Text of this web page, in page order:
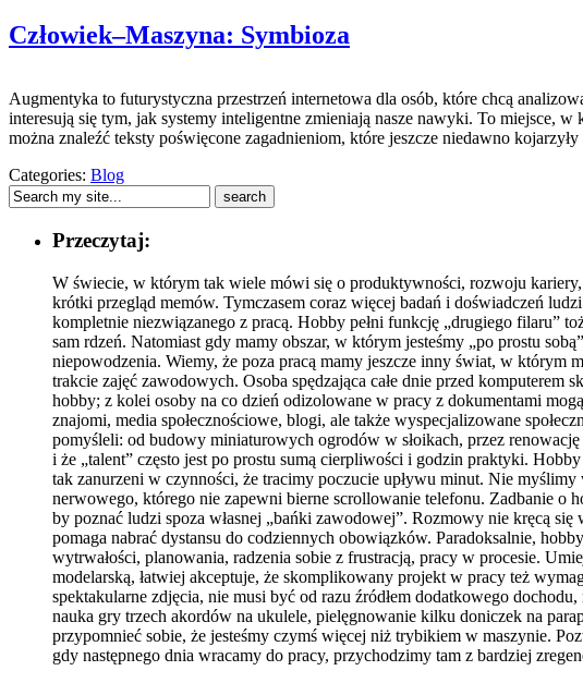
Człowiek–Maszyna: Symbioza
Augmentyka to futurystyczna przestrzeń internetowa dla osób, które chcą
interesują się tym, jak systemy inteligentne zmieniają nasze nawyki. To miejsce,
można znaleźć teksty poświęcone zagadnieniom, które jeszcze niedawno
Categories: Blog
Przeczytaj:
W świecie, w którym tak wiele mówi się o produktywności, rozwoju kariery,
krótki przegląd memów. Tymczasem coraz więcej badań i doświadczeń
kompletnie niezwiązanego z pracą. Hobby pełni funkcję „drugiego filaru”
sam rdzeń. Natomiast gdy mamy obszar, w którym jesteśmy „po prostu
niepowodzenia. Wiemy, że poza pracą mamy jeszcze inny świat, w którym
trakcie zajęć zawodowych. Osoba spędzająca całe dnie przed
hobby; z kolei osoby na co dzień odizolowane w pracy z dokumentami
znajomi, media społecznościowe, blogi, ale także wyspecjalizowane
pomyśleli: od budowy miniaturowych ogrodów w słoikach, przez
i że „talent” często jest po prostu sumą cierpliwości i godzin praktyki.
tak zanurzeni w czynności, że tracimy poczucie upływu minut. Nie
nerwowego, którego nie zapewni bierne scrollowanie telefonu. Zadbanie o
by poznać ludzi spoza własnej „bańki zawodowej”. Rozmowy nie kręcą
pomaga nabrać dystansu do codziennych obowiązków. Paradoksalnie,
wytrwałości, planowania, radzenia sobie z frustracją, pracy w procesie.
modelarską, łatwiej akceptuje, że skomplikowany projekt w pracy też
spektakularne zdjęcia, nie musi być od razu źródłem dodatkowego
nauka gry trzech akordów na ukulele, pielęgnowanie kilku doniczek na
przypomnieć sobie, że jesteśmy czymś więcej niż trybikiem w maszynie.
gdy następnego dnia wracamy do pracy, przychodzimy tam z bardziej